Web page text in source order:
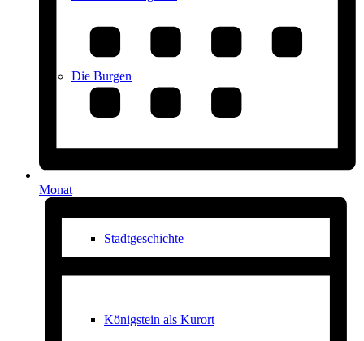
Die Burgen
Stadtgeschichte
Königstein als Kurort
Monat